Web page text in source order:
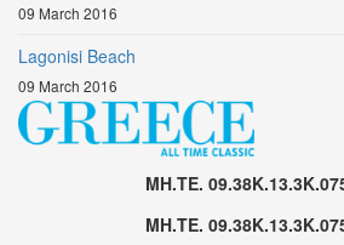
09 March 2016
Lagonisi Beach
09 March 2016
MH.TE.
MH.TE.